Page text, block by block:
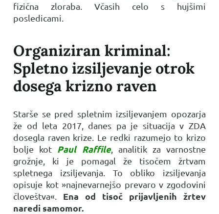
fizična zloraba. Včasih celo s hujšimi
posledicami.
Organiziran kriminal:
Spletno izsiljevanje otrok
dosega krizno raven
Starše se pred spletnim izsiljevanjem opozarja
že od leta 2017, danes pa je situacija v ZDA
dosegla raven krize. Le redki razumejo to krizo
bolje kot Paul Raffile, analitik za varnostne
grožnje, ki je pomagal že tisočem žrtvam
spletnega izsiljevanja. To obliko izsiljevanja
opisuje kot »najnevarnejšo prevaro v zgodovini
človeštva«. Ena od tisoč prijavljenih žrtev
naredi samomor.